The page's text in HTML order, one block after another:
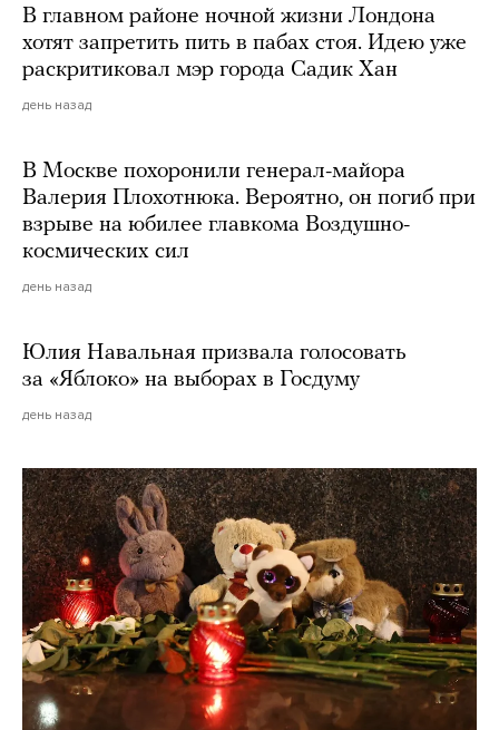
В главном районе ночной жизни Лондона
хотят запретить пить в пабах стоя. Идею уже
раскритиковал мэр города Садик Хан
день назад
В Москве похоронили генерал-майора
Валерия Плохотнюка. Вероятно, он погиб при
взрыве на юбилее главкома Воздушно-
космических сил
день назад
Юлия Навальная призвала голосовать
за «Яблоко» на выборах в Госдуму
день назад